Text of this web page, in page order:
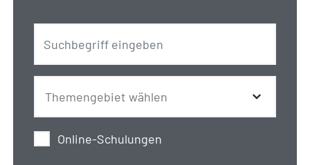
Online-Schulungen